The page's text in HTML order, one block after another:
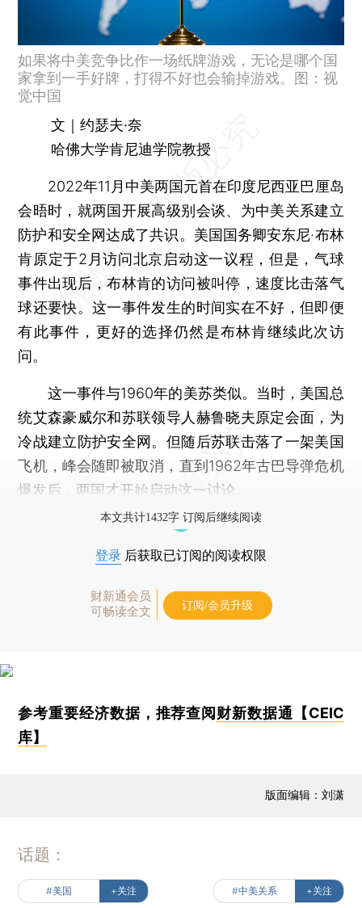
如果将中美竞争比作一场纸牌游戏，无论是哪个国
家拿到一手好牌，打得不好也会输掉游戏。图：视
觉中国
文｜约瑟夫·奈
哈佛大学肯尼迪学院教授
2022年11月中美两国元首在印度尼西亚巴厘岛
会晤时，就两国开展高级别会谈、为中美关系建立
防护和安全网达成了共识。美国国务卿安东尼·布林
肯原定于2月访问北京启动这一议程，但是，气球
事件出现后，布林肯的访问被叫停，速度比击落气
球还要快。这一事件发生的时间实在不好，但即便
有此事件，更好的选择仍然是布林肯继续此次访
问。
这一事件与1960年的美苏类似。当时，美国总
统艾森豪威尔和苏联领导人赫鲁晓夫原定会面，为
冷战建立防护安全网。但随后苏联击落了一架美国
飞机，峰会随即被取消，直到1962年古巴导弹危机
爆发后，两国才开始启动这一讨论。
本文共计1432字 订阅后继续阅读
登录 后获取已订阅的阅读权限
财新通会员
可畅读全文
订阅/会员升级
参考重要经济数据，推荐查阅财新数据通【CEIC
库】
版面编辑：刘潇
话题：
#美国 +关注 #中美关系 +关注